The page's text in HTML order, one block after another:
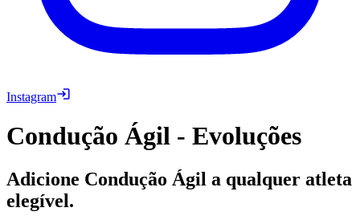
Instagram
Condução Ágil - Evoluções
Adicione Condução Ágil a qualquer atleta
elegível.